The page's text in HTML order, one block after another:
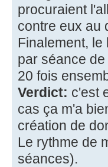
procuraient
contre eux au
Finalement,
par séance
20 fois
Verdict: c'est
cas ça m'a
création de
Le rythme de
séances).